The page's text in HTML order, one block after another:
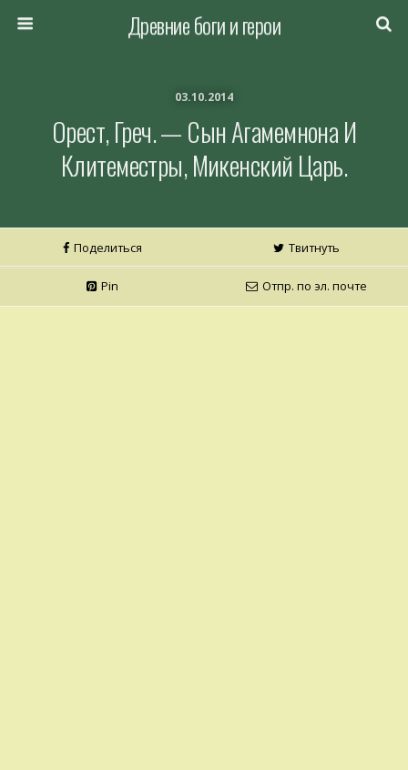
Древние боги и герои
03.10.2014
Орест, Греч. — Сын Агамемнона И
Клитеместры, Микенский Царь.
Поделиться Твитнуть
Pin Отпр. по эл. почте